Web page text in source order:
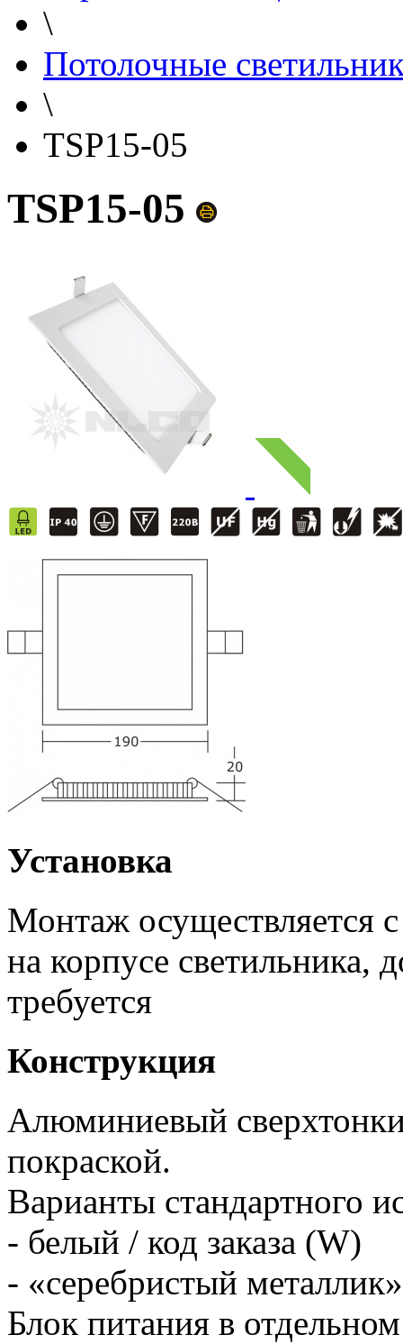
\
Потолочные
\
TSP15-05
TSP15-05
Установка
Монтаж
на корпусе светильника,
требуется
Конструкция
Алюминиевый
покраской.
Варианты стандартного
- белый / код заказа (W)
- «серебристый
Блок питания в